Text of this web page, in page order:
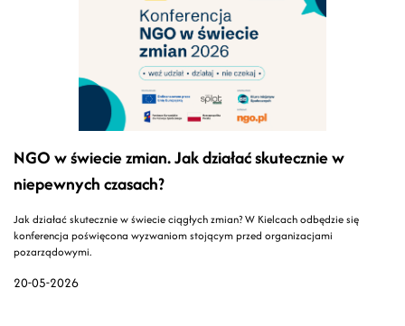
20-05-2026
NGO w świecie zmian. Jak działać skutecznie w
niepewnych czasach?
Jak działać skutecznie w świecie ciągłych zmian? W Kielcach odbędzie się
konferencja poświęcona wyzwaniom stojącym przed organizacjami
pozarządowymi.